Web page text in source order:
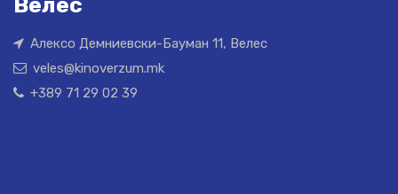
Алексо Демниевски-Бауман 11, Велес
veles@kinoverzum.mk
+389 71 29 02 39